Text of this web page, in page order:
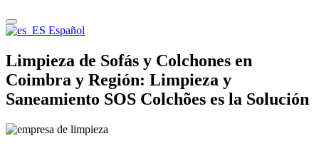
Español
Limpieza de Sofás y Colchones en
Coimbra y Región: Limpieza y
Saneamiento SOS Colchões es la Solución